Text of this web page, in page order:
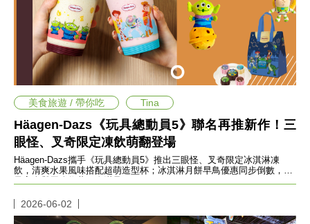
指
南
害
羞
話
題
關
於
你
Häagen-Dazs《玩具總動員5》聯名再推新作！三
眼怪、叉奇限定凍飲萌翻登場
Häagen-Dazs攜手《玩具總動員5》推出三眼怪、叉奇限定冰淇淋凍
飲，清爽水果風味搭配超萌造型杯；冰淇淋月餅早鳥優惠同步倒數，限
量盲盒與周邊收藏一次滿足。
美食旅遊 / 帶你吃 Tina
2026-06-02